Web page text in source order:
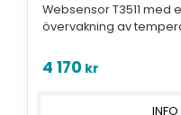
Websensor T3511 med
övervakning av
4 170 kr
INFO